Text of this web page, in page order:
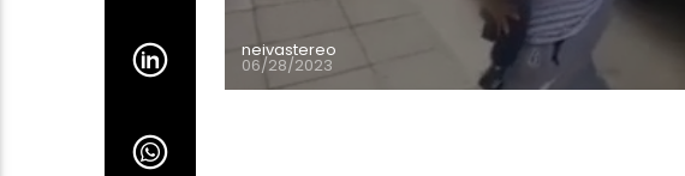
neivastereo
06/28/2023